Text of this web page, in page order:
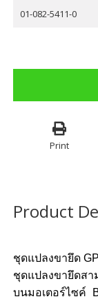
01-082-5411-0
Print
Product
ชุดแปลงขายึด
ชุดแปลงขายึดสา
บนมอเตอร์ไซค์